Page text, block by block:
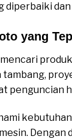
diperbaiki
yang
penguncian